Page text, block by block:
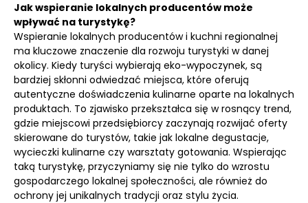
Jak wspieranie lokalnych producentów może
wpływać na turystykę?
Wspieranie lokalnych producentów i kuchni regionalnej
ma kluczowe znaczenie dla rozwoju turystyki w danej
okolicy. Kiedy turyści wybierają eko-wypoczynek, są
bardziej skłonni odwiedzać miejsca, które oferują
autentyczne doświadczenia kulinarne oparte na lokalnych
produktach. To zjawisko przekształca się w rosnący trend,
gdzie miejscowi przedsiębiorcy zaczynają rozwijać oferty
skierowane do turystów, takie jak lokalne degustacje,
wycieczki kulinarne czy warsztaty gotowania. Wspierając
taką turystykę, przyczyniamy się nie tylko do wzrostu
gospodarczego lokalnej społeczności, ale również do
ochrony jej unikalnych tradycji oraz stylu życia.